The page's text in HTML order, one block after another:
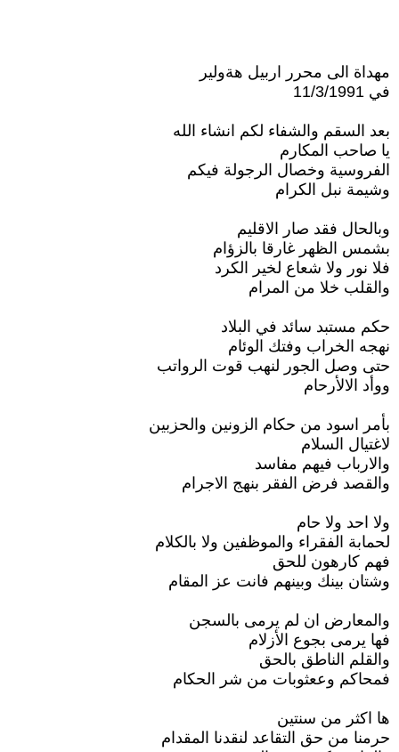
مهداة الى محرر اربيل هةولير
في 11/3/1991
بعد السقم والشفاء لكم انشاء الله
يا صاحب المكارم
الفروسية وخصال الرجولة فيكم
وشيمة نبل الكرام
وبالحال فقد صار الاقليم
بشمس الظهر غارقا بالزؤام
فلا نور ولا شعاع لخير الكرد
والقلب خلا من المرام
حكم مستبد سائد في البلاد
نهجه الخراب وفتك الوئام
حتى وصل الجور لنهب قوت الرواتب
ووأد الالأرحام
بأمر اسود من حكام الزونين والحزبين
لاغتيال السلام
والارباب فيهم مفاسد
والقصد فرض الفقر بنهج الاجرام
ولا احد ولا حام
لحمابة الفقراء والموظفين ولا بالكلام
فهم كارهون للحق
وشتان بينك وبينهم فانت عز المقام
والمعارض ان لم يرمى بالسجن
فها يرمى بجوع الأزلام
والقلم الناطق بالحق
فمحاكم وععثوبات من شر الحكام
ها اكثر من سنتين
حرمنا من حق التقاعد لنقدنا المقدام